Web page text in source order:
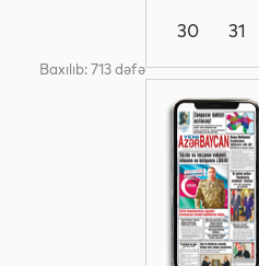
Baxılıb: 713 dəfə
Dünya
Dünya
30
31